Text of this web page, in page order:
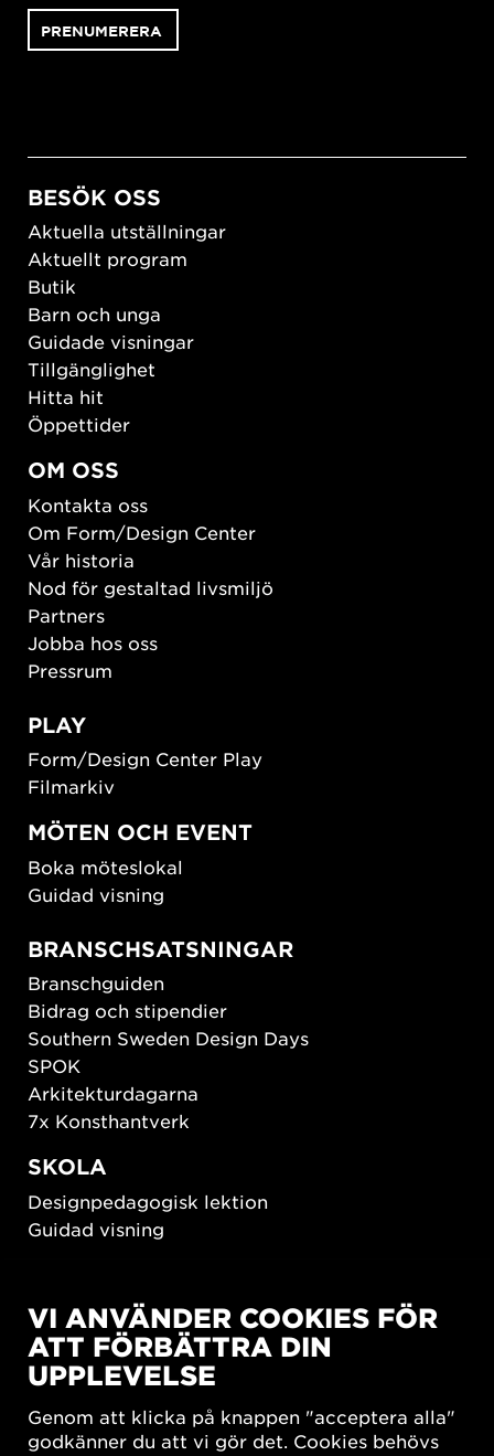
BESÖK OSS
Aktuella utställningar
Aktuellt program
Butik
Barn och unga
Guidade visningar
Tillgänglighet
Hitta hit
Öppettider
OM OSS
Kontakta oss
Om Form/Design Center
Vår historia
Nod för gestaltad livsmiljö
Partners
Jobba hos oss
Pressrum
PLAY
Form/Design Center Play
Filmarkiv
MÖTEN OCH EVENT
Boka möteslokal
Guidad visning
BRANSCHSATSNINGAR
Branschguiden
Bidrag och stipendier
Southern Sweden Design Days
SPOK
Arkitekturdagarna
7x Konsthantverk
SKOLA
Designpedagogisk lektion
Guidad visning
New European Bauhaus
SUSTAINORDIC
Share Future Living
What Matter_s
VI ANVÄNDER COOKIES FÖR
ATT FÖRBÄTTRA DIN
UPPLEVELSE
Genom att klicka på knappen "acceptera alla"
godkänner du att vi gör det. Cookies behövs